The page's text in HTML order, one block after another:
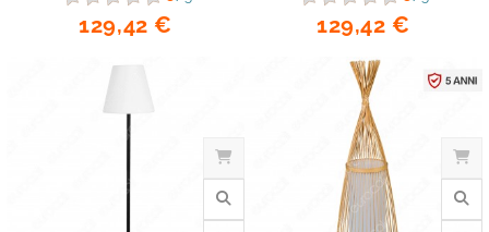
129,42 € 129,42 €